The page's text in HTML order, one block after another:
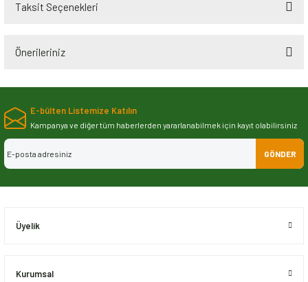
Taksit Seçenekleri
Önerileriniz
Bu ürünün fiyat bilgisi, resim, ürün açıklamalarında ve diğer konularda
iletebilirsiniz.
Görüş ve önerileriniz için teşekkür ederiz.
Ürün resmi kalitesiz, bozuk veya görüntülenemiyor.
E-bülten Listemize Katılın
Kampanya ve diğer tüm haberlerden yararlanabilmek için kayıt olabilirsiniz
GÖNDER
Üyelik
Kurumsal